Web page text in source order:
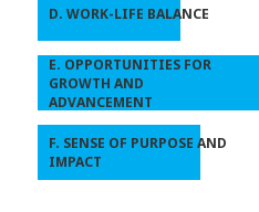
D. WORK-LIFE BALANCE
E. OPPORTUNITIES FOR
GROWTH AND
ADVANCEMENT
F. SENSE OF PURPOSE AND
IMPACT